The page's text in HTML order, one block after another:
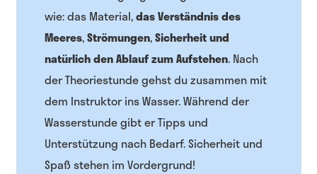
wie: das Material,das Verständnis des
Meeres,Strömungen,Sicherheit und
natürlich den Ablauf zum Aufstehen. Nach
der Theoriestunde gehst du zusammen mit
dem Instruktor ins Wasser. Während der
Wasserstunde gibt er Tipps und
Unterstützung nach Bedarf. Sicherheit und
Spaß stehen im Vordergrund!